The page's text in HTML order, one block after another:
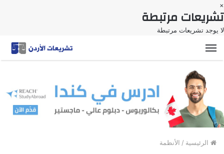
×
تشريعات مرتبطة
لا يوجد تشريعات مرتبطة
القائمة
الرئيسية / الأنظمة